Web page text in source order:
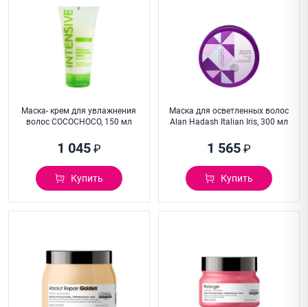
Маска- крем для увлажнения
волос COCOCHOCO, 150 мл
1 045₽
Купить
Маска для осветленных волос
Alan Hadash Italian Iris, 300 мл
1 565₽
Купить